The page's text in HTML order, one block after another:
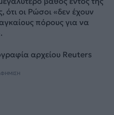
οι Ρώσοι «δεν έχουν
πόρους για να
αρχείου Reuters